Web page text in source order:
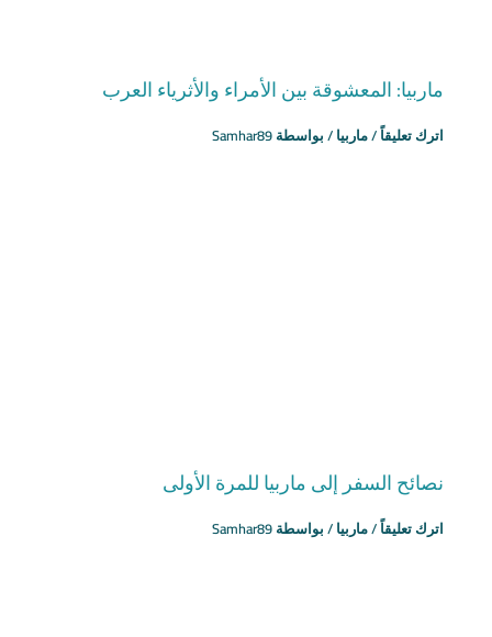
ماربيا: المعشوقة بين الأمراء والأثرياء العرب
اترك تعليقاً/ماربيا/ بواسطةSamhar89
نصائح السفر إلى ماربيا للمرة الأولى
اترك تعليقاً/ماربيا/ بواسطةSamhar89